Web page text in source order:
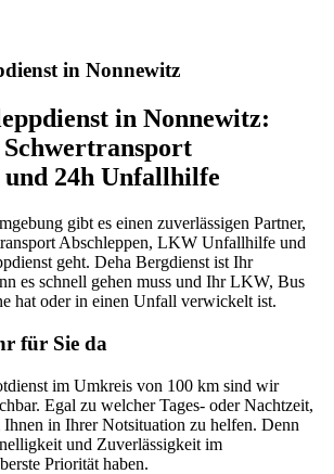
in Nonnewitz
in Nonnewitz:
und 24h Unfallhilfe
gibt es einen zuverlässigen Partner,
Abschleppen, LKW Unfallhilfe und
geht. Deha Bergdienst ist Ihr
es schnell gehen muss und Ihr LKW, Bus
hat oder in einen Unfall verwickelt ist.
für Sie da
im Umkreis von 100 km sind wir
Egal zu welcher Tages- oder Nachtzeit,
in Ihrer Notsituation zu helfen. Denn
und Zuverlässigkeit im
Priorität haben.